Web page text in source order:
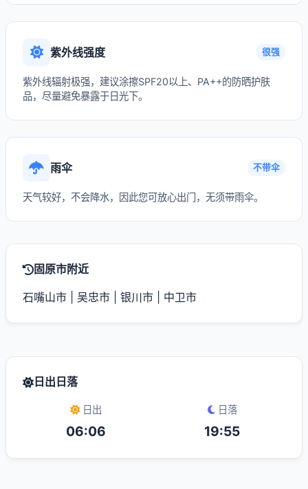
紫外线强度 很强
紫外线辐射极强，建议涂擦SPF20以上、PA++的防晒护肤
品，尽量避免暴露于日光下。
雨伞 不带伞
天气较好，不会降水，因此您可放心出门，无须带雨伞。
固原市附近
石嘴山市 吴忠市 银川市 中卫市
日出日落
日出
06:06
日落
19:55